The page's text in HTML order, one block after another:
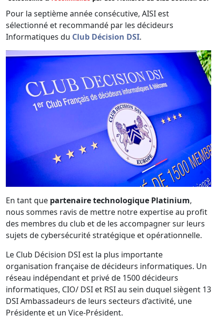
Pour la septième année consécutive, AISI est
sélectionné et recommandé par les décideurs
Informatiques du Club Décision DSI.
En tant que partenaire technologique Platinium,
nous sommes ravis de mettre notre expertise au profit
des membres du club et de les accompagner sur leurs
sujets de cybersécurité stratégique et opérationnelle.
Le Club Décision DSI est la plus importante
organisation française de décideurs informatiques. Un
réseau indépendant et privé de 1500 décideurs
informatiques, CIO/ DSI et RSI au sein duquel siègent 13
DSI Ambassadeurs de leurs secteurs d’activité, une
Présidente et un Vice-Président.